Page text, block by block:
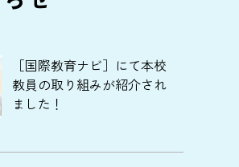
［国際教育ナビ］にて本校
教員の取り組みが紹介され
ました！